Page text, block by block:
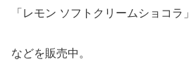
「レモン ソフトクリームショコラ」
などを販売中。